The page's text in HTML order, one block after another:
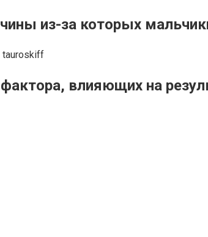
из-за которых
tauroskiff
влияющих на